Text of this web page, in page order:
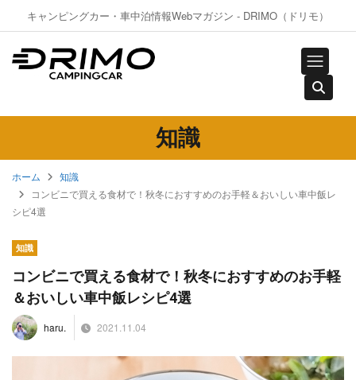
キャンピングカー・車中泊情報Webマガジン - DRIMO（ドリモ）
知識
ホーム
知識
コンビニで買える食材で！秋冬におすすめのお手軽＆おいしい車中飯レ
シピ4選
知識
コンビニで買える食材で！秋冬におすすめのお手軽
＆おいしい車中飯レシピ4選
haru. 2021.11.04